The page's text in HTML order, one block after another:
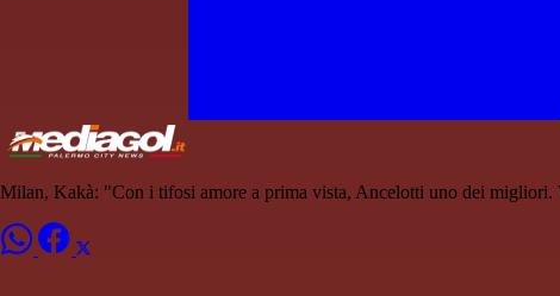
Milan, Kakà: "Con i tifosi amore a prima vista, Ancelotti uno dei